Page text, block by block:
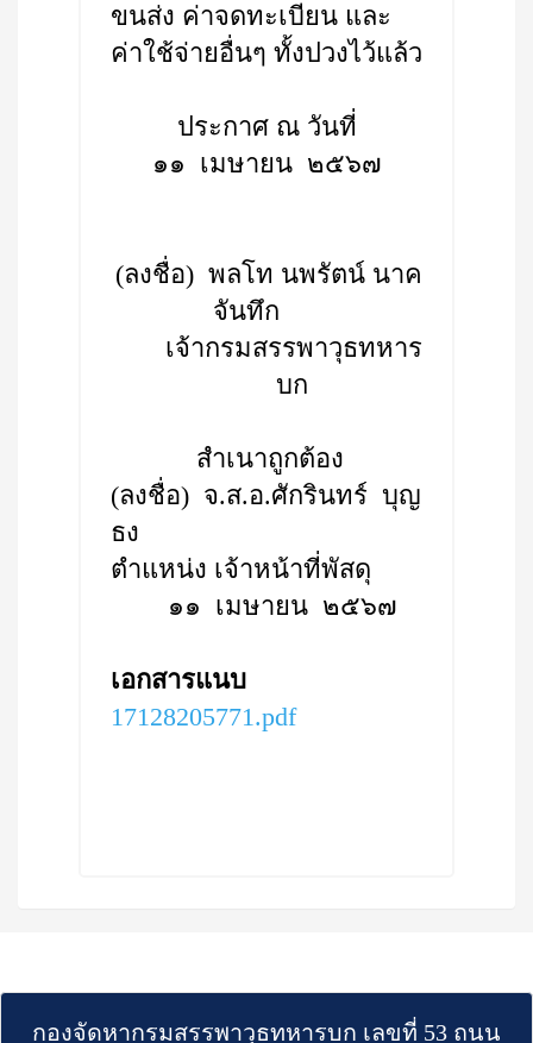
ขนส่ง ค่าจดทะเบียน และ
ค่าใช้จ่ายอื่นๆ ทั้งปวงไว้แล้ว
ประกาศ ณ วันที่
๑๑ เมษายน ๒๕๖๗
(ลงชื่อ) พลโท นพรัตน์ นาค
จันทึก
เจ้ากรมสรรพาวุธทหาร
บก
สำเนาถูกต้อง
(ลงชื่อ) จ.ส.อ.ศักรินทร์ บุญ
ธง
ตำแหน่ง เจ้าหน้าที่พัสดุ
๑๑ เมษายน ๒๕๖๗
เอกสารแนบ
17128205771.pdf
กองจัดหากรมสรรพาวุธทหารบก เลขที่ 53 ถนน